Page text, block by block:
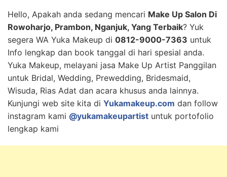
Hello, Apakah anda sedang mencari Make Up Salon Di
Rowoharjo, Prambon, Nganjuk, Yang Terbaik? Yuk
segera WA Yuka Makeup di 0812-9000-7363 untuk
Info lengkap dan book tanggal di hari spesial anda.
Yuka Makeup, melayani jasa Make Up Artist Panggilan
untuk Bridal, Wedding, Prewedding, Bridesmaid,
Wisuda, Rias Adat dan acara khusus anda lainnya.
Kunjungi web site kita di Yukamakeup.com dan follow
instagram kami @yukamakeupartist untuk portofolio
lengkap kami